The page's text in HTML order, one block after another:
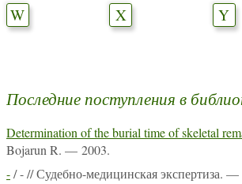
W
X Y
Последние поступления в
Determination of the burial time of skeletal
Bojarun R. — 2003.
-/ - // Судебно-медицинская